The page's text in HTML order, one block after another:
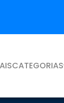
CATEGORIAS